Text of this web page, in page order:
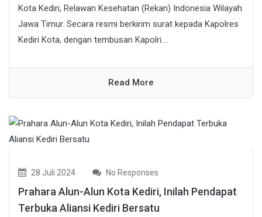
Kota Kediri, Relawan Kesehatan (Rekan) Indonesia Wilayah
Jawa Timur. Secara resmi berkirim surat kepada Kapolres
Kediri Kota, dengan tembusan Kapolri....
Read More
28 Juli 2024 No Responses
Prahara Alun-Alun Kota Kediri, Inilah Pendapat
Terbuka Aliansi Kediri Bersatu